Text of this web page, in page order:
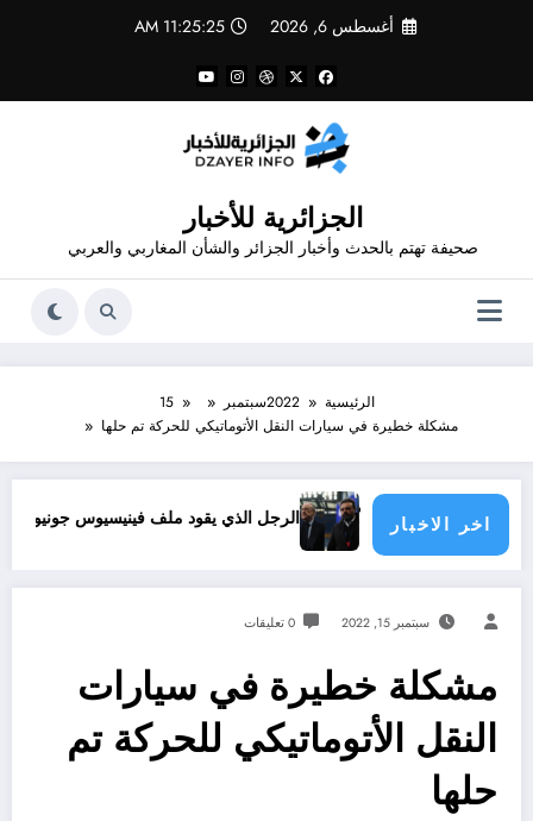
أغسطس 6, 2026 11:25:26 AM
الجزائرية للأخبار
صحيفة تهتم بالحدث وأخبار الجزائر والشأن المغاربي والعربي
الرئيسية 2022سبتمبر
15
مشكلة خطيرة في سيارات النقل الأتوماتيكي للحركة تم حلها
اخر الاخبار
الدول الأطراف الرجل الذي يقود ملف فينيسيوس جونيور
سبتمبر 15, 2022 0 تعليقات
مشكلة خطيرة في سيارات
النقل الأتوماتيكي للحركة تم
حلها